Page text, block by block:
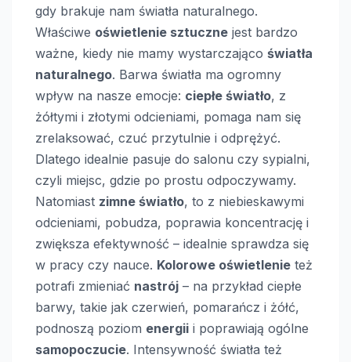
gdy brakuje nam światła naturalnego.
Właściwe oświetlenie sztuczne jest bardzo
ważne, kiedy nie mamy wystarczająco światła
naturalnego. Barwa światła ma ogromny
wpływ na nasze emocje: ciepłe światło, z
żółtymi i złotymi odcieniami, pomaga nam się
zrelaksować, czuć przytulnie i odprężyć.
Dlatego idealnie pasuje do salonu czy sypialni,
czyli miejsc, gdzie po prostu odpoczywamy.
Natomiast zimne światło, to z niebieskawymi
odcieniami, pobudza, poprawia koncentrację i
zwiększa efektywność – idealnie sprawdza się
w pracy czy nauce. Kolorowe oświetlenie też
potrafi zmieniać nastrój – na przykład ciepłe
barwy, takie jak czerwień, pomarańcz i żółć,
podnoszą poziom energii i poprawiają ogólne
samopoczucie. Intensywność światła też